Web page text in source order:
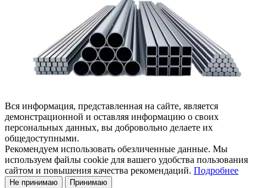
Вся информация, представленная на сайте, является
демонстрационной и оставляя информацию о своих
персональных данных, вы добровольно делаете их
общедоступными.
Рекомендуем использовать обезличенные данные. Мы
используем файлы cookie для вашего удобства пользования
сайтом и повышения качества рекомендаций. Подробнее
Не принимаю Принимаю